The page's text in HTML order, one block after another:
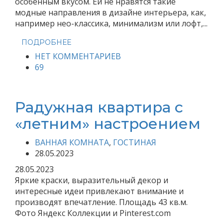
модные направления в дизайне интерьера, как,
например нео-классика, минимализм или лофт,...
ПОДРОБНЕЕ
НЕТ КОММЕНТАРИЕВ
69
Радужная квартира с
«летним» настроением
ВАННАЯ КОМНАТА, ГОСТИНАЯ
28.05.2023
28.05.2023
Яркие краски, выразительный декор и
интересные идеи привлекают внимание и
производят впечатление. Площадь 43 кв.м.
Фото Яндекс Коллекции и Pinterest.com